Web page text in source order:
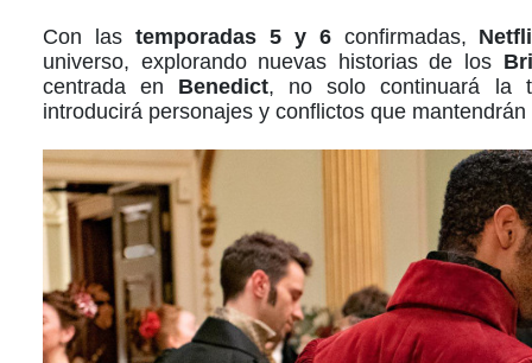
Con las temporadas 5 y 6confirmadas,
universo, explorando nuevas historias de los
centrada en Benedict, no solo continuará la
introducirá personajes y conflictos que